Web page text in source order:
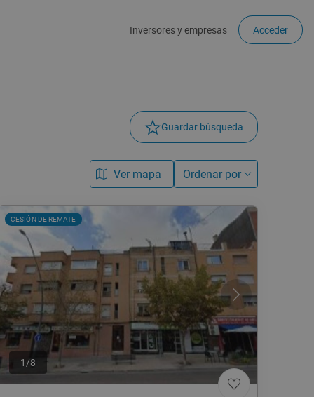
Inversores y empresas Acceder
Guardar búsqueda
Ver mapa Ordenar por
1 /8
CESIÓN DE REMATE